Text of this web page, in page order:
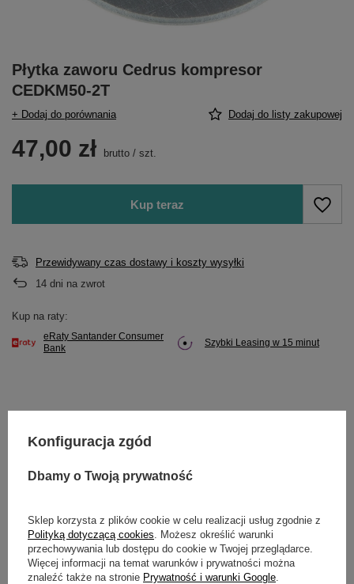
Płytka zaworu Cedrus kompresor
CEDKM50-2T
+ Dodaj do porównania Dodaj do listy zakupowej
47,00 zł brutto / szt.
Kup teraz
Przewidywany czas dostawy i koszty wysyłki
14 dni na zwrot
Kup na raty:
eRaty Santander Consumer
Bank
Szybki Leasing w 15 minut
Potrzebujesz pomocy? Masz pytania?
dla innych.
SZCZEGÓŁOWE DANE
Konfiguracja zgód
Dbamy o Twoją prywatność
Sklep korzysta z plików cookie w celu realizacji usług zgodnie z
Polityką dotyczącą cookies . Możesz określić warunki
przechowywania lub dostępu do cookie w Twojej przeglądarce.
Więcej informacji na temat warunków i prywatności można
znaleźć także na stronie Prywatność i warunki Google